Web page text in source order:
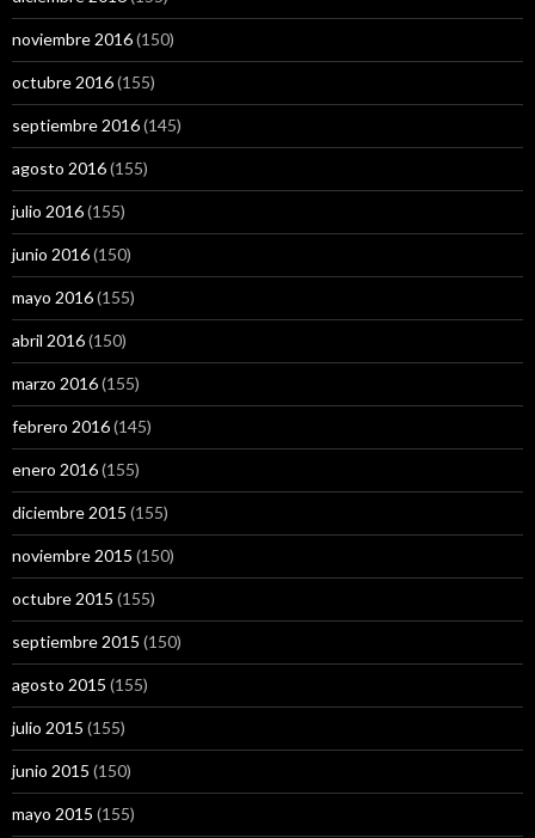
noviembre 2016(150)
octubre 2016(155)
septiembre 2016(145)
agosto 2016(155)
julio 2016(155)
junio 2016(150)
mayo 2016(155)
abril 2016(150)
marzo 2016(155)
febrero 2016(145)
enero 2016(155)
diciembre 2015 (155)
noviembre 2015 (150)
octubre 2015 (155)
septiembre 2015 (150)
agosto 2015 (155)
julio 2015 (155)
junio 2015 (150)
mayo 2015 (155)